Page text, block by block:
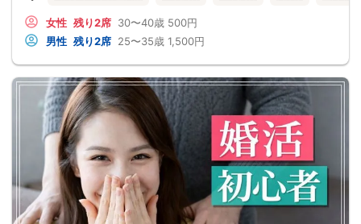
女性 残り2席 30〜40歳 500円
男性 残り2席 25〜35歳 1,500円